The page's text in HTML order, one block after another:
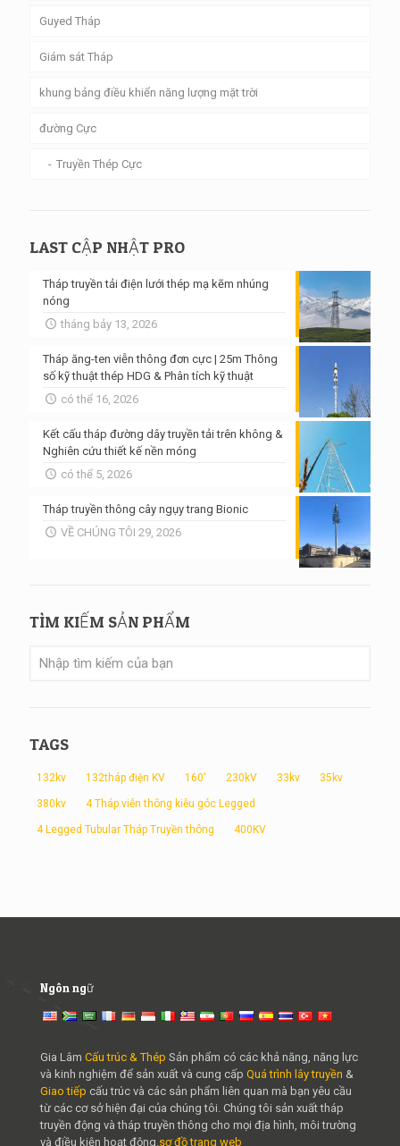
Guyed Tháp
Giám sát Tháp
khung bảng điều khiển năng lượng mặt trời
đường Cực
Truyền Thép Cực
LAST CẬP NHẬT PRO
Tháp truyền tải điện lưới thép mạ kẽm nhúng
nóng
tháng bảy 13, 2026
Tháp ăng-ten viễn thông đơn cực | 25m Thông
số kỹ thuật thép HDG & Phân tích kỹ thuật
có thể 16, 2026
Kết cấu tháp đường dây truyền tải trên không &
Nghiên cứu thiết kế nền móng
có thể 5, 2026
Tháp truyền thông cây ngụy trang Bionic
VỀ CHÚNG TÔI 29, 2026
TÌM KIẾM SẢN PHẨM
TAGS
132kv 132tháp điện KV 160' 230kV 33kv 35kv
380kv 4 Tháp viễn thông kiễu góc Legged
4 Legged Tubular Tháp Truyền thông 400KV
Ngôn ngữ
Gia Lâm Cấu trúc & Thép Sản phẩm có các khả năng, năng lực
và kinh nghiệm để sản xuất và cung cấp Quá trình lây truyền &
Giao tiếp cấu trúc và các sản phẩm liên quan mà bạn yêu cầu
từ các cơ sở hiện đại của chúng tôi. Chúng tôi sản xuất tháp
truyền động và tháp truyền thông cho mọi địa hình, môi trường
và điều kiện hoạt động. sơ đồ trang web